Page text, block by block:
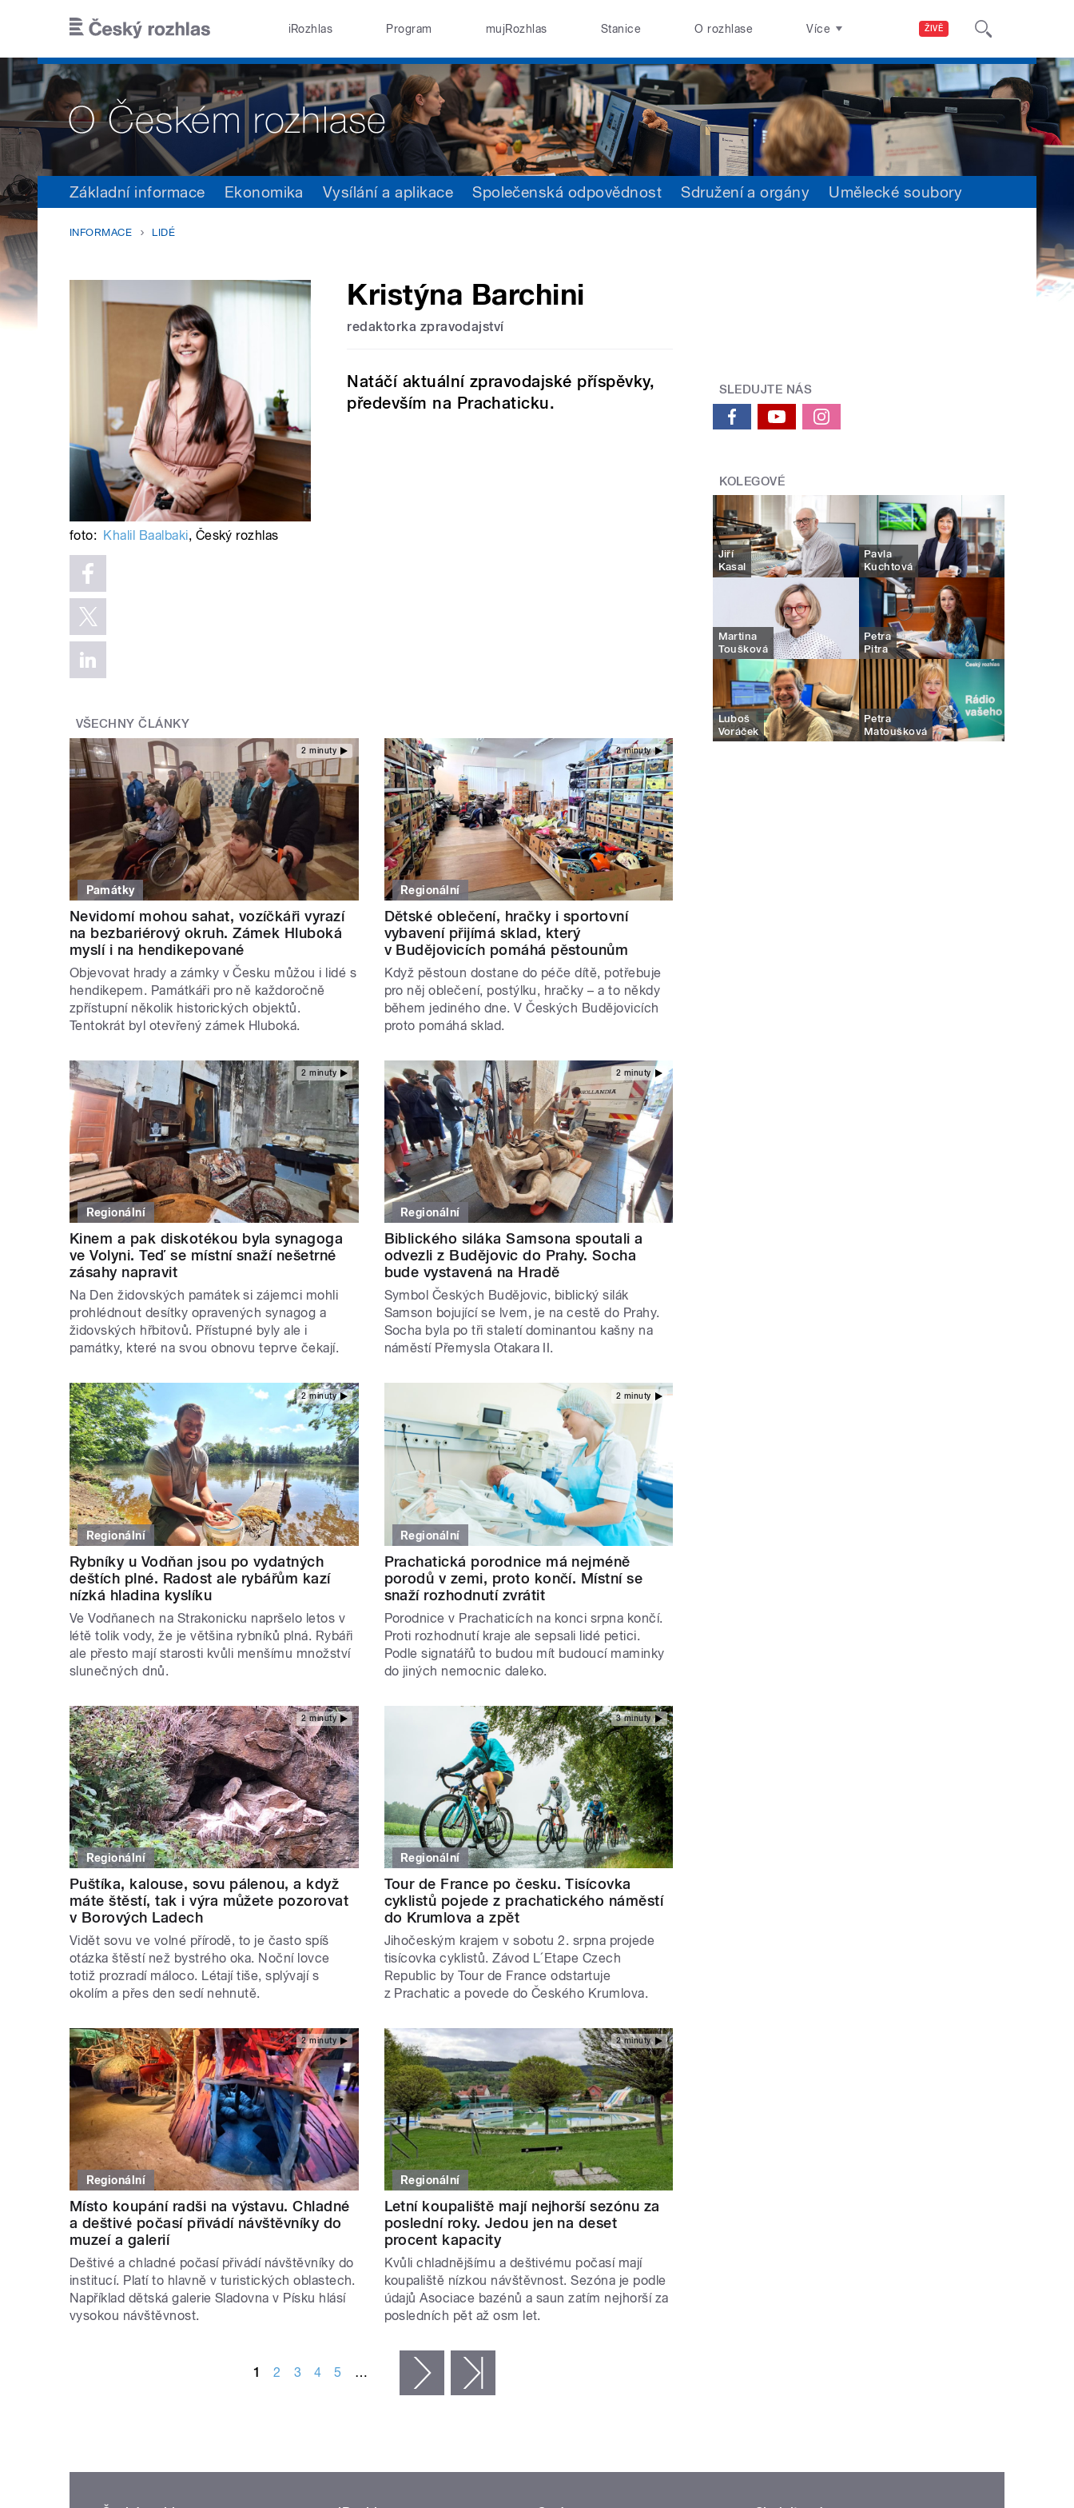
ŽIVĚ
iRozhlas Program mujRozhlas Stanice O rozhlase Více
Základní informace Ekonomika Vysílání a aplikace Společenská odpovědnost Sdružení a orgány Umělecké soubory
INFORMACE LIDÉ
Kristýna Barchini
redaktorka zpravodajství
Natáčí aktuální zpravodajské příspěvky,
především na Prachaticku.
foto: Khalil Baalbaki, Český rozhlas
VŠECHNY ČLÁNKY
2 minuty
Památky
Nevidomí mohou sahat, vozíčkáři vyrazí
na bezbariérový okruh. Zámek Hluboká
myslí i na hendikepované
Objevovat hrady a zámky v Česku můžou i lidé s
hendikepem. Památkáři pro ně každoročně
zpřístupní několik historických objektů.
Tentokrát byl otevřený zámek Hluboká.
2 minuty
Regionální
Dětské oblečení, hračky i sportovní
vybavení přijímá sklad, který
v Budějovicích pomáhá pěstounům
Když pěstoun dostane do péče dítě, potřebuje
pro něj oblečení, postýlku, hračky – a to někdy
během jediného dne. V Českých Budějovicích
proto pomáhá sklad.
2 minuty
Regionální
Kinem a pak diskotékou byla synagoga
ve Volyni. Teď se místní snaží nešetrné
zásahy napravit
Na Den židovských památek si zájemci mohli
prohlédnout desítky opravených synagog a
židovských hřbitovů. Přístupné byly ale i
památky, které na svou obnovu teprve čekají.
2 minuty
Regionální
Biblického siláka Samsona spoutali a
odvezli z Budějovic do Prahy. Socha
bude vystavená na Hradě
Symbol Českých Budějovic, biblický silák
Samson bojující se lvem, je na cestě do Prahy.
Socha byla po tři staletí dominantou kašny na
náměstí Přemysla Otakara II.
2 minuty
Regionální
Rybníky u Vodňan jsou po vydatných
deštích plné. Radost ale rybářům kazí
nízká hladina kyslíku
Ve Vodňanech na Strakonicku napršelo letos v
létě tolik vody, že je většina rybníků plná. Rybáři
ale přesto mají starosti kvůli menšímu množství
slunečných dnů.
2 minuty
Regionální
Prachatická porodnice má nejméně
porodů v zemi, proto končí. Místní se
snaží rozhodnutí zvrátit
Porodnice v Prachaticích na konci srpna končí.
Proti rozhodnutí kraje ale sepsali lidé petici.
Podle signatářů to budou mít budoucí maminky
do jiných nemocnic daleko.
2 minuty
Regionální
Puštíka, kalouse, sovu pálenou, a když
máte štěstí, tak i výra můžete pozorovat
v Borových Ladech
Vidět sovu ve volné přírodě, to je často spíš
otázka štěstí než bystrého oka. Noční lovce
totiž prozradí máloco. Létají tiše, splývají s
okolím a přes den sedí nehnutě.
3 minuty
Regionální
Tour de France po česku. Tisícovka
cyklistů pojede z prachatického náměstí
do Krumlova a zpět
Jihočeským krajem v sobotu 2. srpna projede
tisícovka cyklistů. Závod L´Etape Czech
Republic by Tour de France odstartuje
z Prachatic a povede do Českého Krumlova.
2 minuty
Regionální
Místo koupání radši na výstavu. Chladné
a deštivé počasí přivádí návštěvníky do
muzeí a galerií
Deštivé a chladné počasí přivádí návštěvníky do
institucí. Platí to hlavně v turistických oblastech.
Například dětská galerie Sladovna v Písku hlásí
vysokou návštěvnost.
2 minuty
Regionální
Letní koupaliště mají nejhorší sezónu za
poslední roky. Jedou jen na deset
procent kapacity
Kvůli chladnějšímu a deštivému počasí mají
koupaliště nízkou návštěvnost. Sezóna je podle
údajů Asociace bazénů a saun zatím nejhorší za
posledních pět až osm let.
1 2 3 4 5 … následující ›
SLEDUJTE NÁS
KOLEGOVÉ
Jiří
Kasal
Pavla
Kuchtová
Martina
Toušková
Petra
Pitra
Luboš
Voráček
Petra
Matoušková